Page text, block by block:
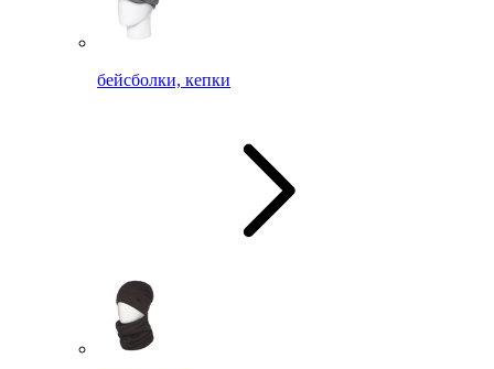
бейсболки, кепки